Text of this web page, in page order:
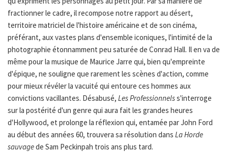
fractionner le cadre, il recompose notre rapport au désert,
territoire matriciel de l'histoire américaine et de son cinéma,
préférant, aux vastes plans d'ensemble iconiques, l'intimité de la
photographie étonnamment peu saturée de Conrad Hall. Il en va de
même pour la musique de Maurice Jarre qui, bien qu'empreinte
d'épique, ne souligne que rarement les scènes d'action, comme
pour mieux révéler la vacuité qui entoure ces hommes aux
convictions vacillantes. Désabusé, Les Professionnelss'interroge
sur la postérité d'un genre qui aura fait les grandes heures
d'Hollywood, et prolonge la réflexion qui, entamée par John Ford
au début des années 60, trouvera sa résolution dans La Horde
sauvagede Sam Peckinpah trois ans plus tard.